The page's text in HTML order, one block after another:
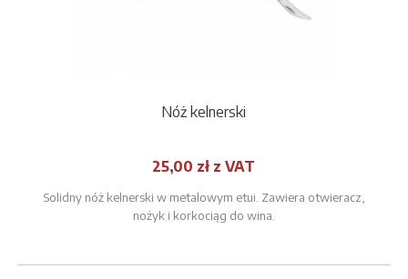
Nóż kelnerski
25,00 zł z VAT
Solidny nóż kelnerski w metalowym etui. Zawiera otwieracz,
nożyk i korkociąg do wina.